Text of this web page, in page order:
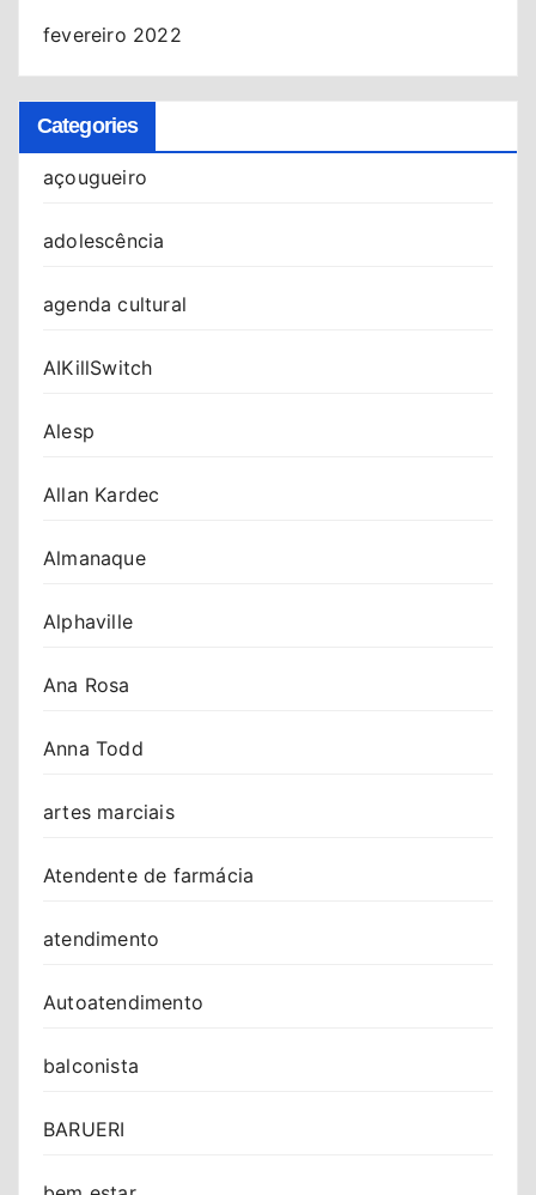
fevereiro 2022
Categories
açougueiro
adolescência
agenda cultural
AIKillSwitch
Alesp
Allan Kardec
Almanaque
Alphaville
Ana Rosa
Anna Todd
artes marciais
Atendente de farmácia
atendimento
Autoatendimento
balconista
BARUERI